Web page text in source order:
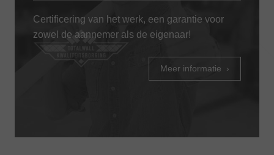
Certificering van het werk, een garantie voor
zowel de aannemer als de eigenaar!
Meer informatie